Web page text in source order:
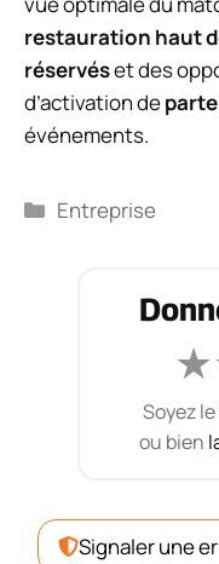
restauration haut
réservéset des
d’activation de
événements.
Catégories
Entreprise
★
Soyez le
ou bien
Signaler une